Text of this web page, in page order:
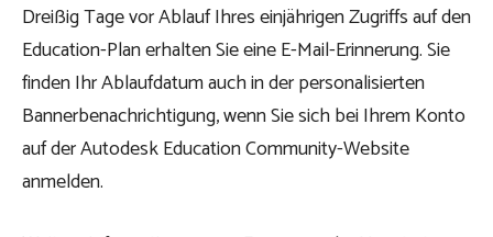
Dreißig Tage vor Ablauf Ihres einjährigen Zugriffs auf den
Education-Plan erhalten Sie eine E-Mail-Erinnerung. Sie
finden Ihr Ablaufdatum auch in der personalisierten
Bannerbenachrichtigung, wenn Sie sich bei Ihrem Konto
auf der Autodesk Education Community-Website
anmelden.